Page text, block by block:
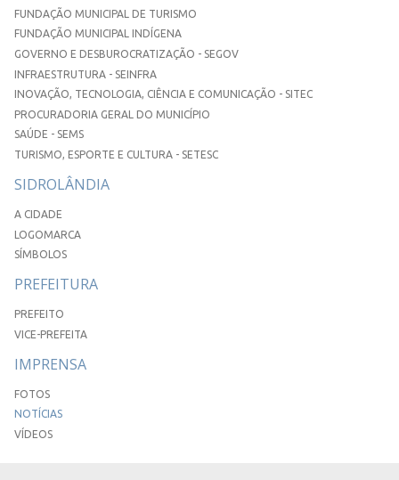
FUNDAÇÃO MUNICIPAL DE TURISMO
FUNDAÇÃO MUNICIPAL INDÍGENA
GOVERNO E DESBUROCRATIZAÇÃO - SEGOV
INFRAESTRUTURA - SEINFRA
INOVAÇÃO, TECNOLOGIA, CIÊNCIA E COMUNICAÇÃO - SITEC
PROCURADORIA GERAL DO MUNICÍPIO
SAÚDE - SEMS
TURISMO, ESPORTE E CULTURA - SETESC
SIDROLÂNDIA
A CIDADE
LOGOMARCA
SÍMBOLOS
PREFEITURA
PREFEITO
VICE-PREFEITA
IMPRENSA
FOTOS
NOTÍCIAS
VÍDEOS